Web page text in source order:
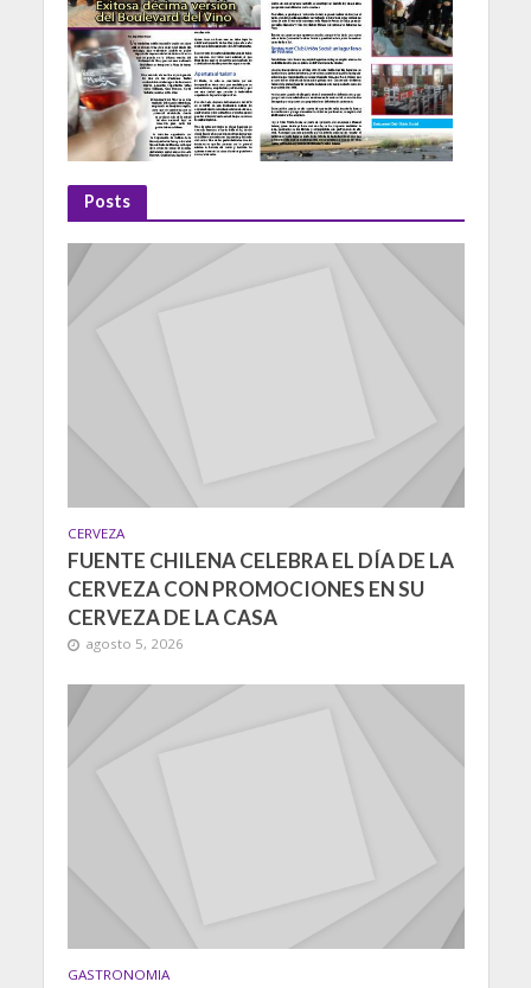
Posts
CERVEZA
FUENTE CHILENA CELEBRA EL DÍA DE LA
CERVEZA CON PROMOCIONES EN SU
CERVEZA DE LA CASA
agosto 5, 2026
GASTRONOMIA